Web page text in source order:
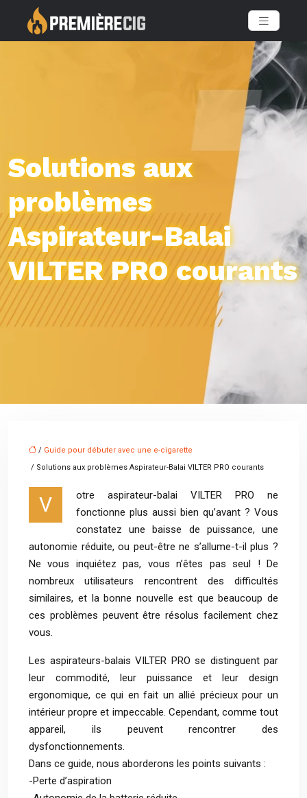
Solutions aux
problèmes
Aspirateur-Balai
VILTER PRO courants
/ Guide pour débuter avec une e-cigarette
/ Solutions aux problèmes Aspirateur-Balai VILTER PRO courants
V
otre aspirateur-balai VILTER PRO ne
fonctionne plus aussi bien qu’avant ? Vous
constatez une baisse de puissance, une
autonomie réduite, ou peut-être ne s’allume-t-il plus ?
Ne vous inquiétez pas, vous n’êtes pas seul ! De
nombreux utilisateurs rencontrent des difficultés
similaires, et la bonne nouvelle est que beaucoup de
ces problèmes peuvent être résolus facilement chez
vous.
Les aspirateurs-balais VILTER PRO se distinguent par
leur commodité, leur puissance et leur design
ergonomique, ce qui en fait un allié précieux pour un
intérieur propre et impeccable. Cependant, comme tout
appareil, ils peuvent rencontrer des
dysfonctionnements.
Dans ce guide, nous aborderons les points suivants :
-Perte d’aspiration